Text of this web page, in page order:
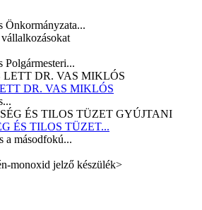
Önkormányzata...
Polgármesteri...
DR. VAS MIKLÓS
ÉS TILOS TÜZET...
a másodfokú...
monoxid jelző készülék>